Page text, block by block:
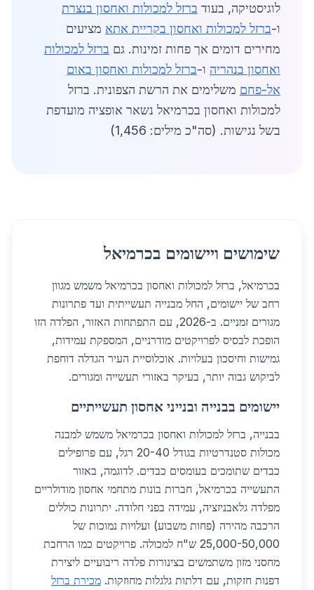
לוגיסטיקה, בעוד ברזל למכולות ואחסון בנצרת
ו-ברזל למכולות ואחסון בקריית אתא מציעים
מחירים דומים אך פחות זמינות. גם ברזל למכולות
ואחסון בנהריה ו-ברזל למכולות ואחסון באום
אל-פחם משלימים את הרשת הצפונית. ברזל
למכולות ואחסון בכרמיאל נשאר אופציה מועדפת
בשל נגישות. (סה"כ מילים: 1,456)
שימושים ויישומים בכרמיאל
בכרמיאל, ברזל למכולות ואחסון בכרמיאל משמש מגוון
רחב של יישומים, החל מבנייה תעשייתית ועד פתרונות
מגורים זמניים. ב-2026, עם התפתחות האזור, הפלדה הזו
הופכת לבסיס לפרויקטים מודרניים, המספקת עמידות,
גמישות וחיסכון בעלויות. אוכלוסיית העיר הגדלה דוחפת
לביקוש גבוה יותר, בעיקר באזורי תעשייה ומגורים.
יישומים בבנייה ובנייני אחסון תעשייתיים
בבנייה, ברזל למכולות ואחסון בכרמיאל משמש למבנה
מכולות סטנדרטיות בגודל 20-40 רגל, עם פרופילים
כבדים שתומכים בעומסים כבדים. לדוגמה, באזור
התעשייה בכרמיאל, חברות בונות מתחמי אחסון מודולריים
מפלדה גלאבניזציה, עמידה בפני חלודה. יתרונות כוללים
הרכבה מהירה (פחות משבוע) ועלויות נמוכות של
25,000-50,000 ש"ח למכולה. פרויקטים כמו הרחבת
מחסני מזון משתמשים בצינורות פלדה ריבועיים ליצירת
דפנות חזקות, עם דלתות גלגלות מחוזקות. מכירת ברזל